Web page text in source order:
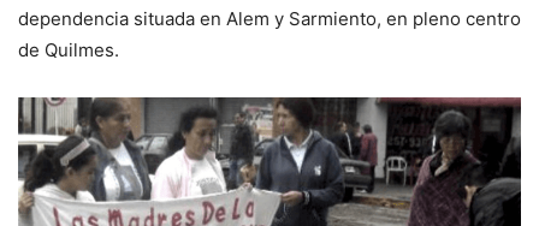
dependencia situada en Alem y Sarmiento, en pleno centro
de Quilmes.